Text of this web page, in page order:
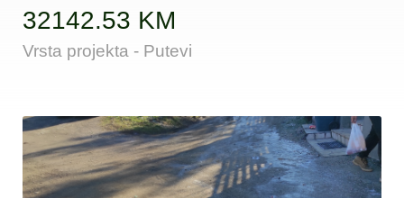
32142.53 KM
Vrsta projekta - Putevi